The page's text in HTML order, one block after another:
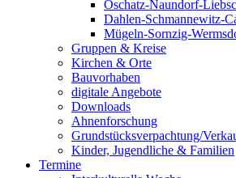
Oschatz-Naundorf-
Dahlen-Schmannewitz-
Mügeln-Sornzig-
Gruppen & Kreise
Kirchen & Orte
Bauvorhaben
digitale Angebote
Downloads
Ahnenforschung
Grundstücks­verpachtung/
Kinder, Jugendliche & Familien
Termine